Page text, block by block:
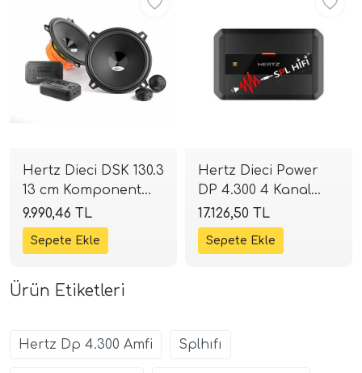
Hertz Dieci DSK 130.3
13 cm Komponent
Mid Takımı | 120W 4
Ohm | SPLHIFI
9.990,46 TL
Hertz Dieci Power
DP 4.300 4 Kanal
Amfi | 4x75W RMS
Class-AB | SPLHIFI
17.126,50 TL
Ürün Etiketleri
Hertz Dp 4.300 Amfi Splhıfı